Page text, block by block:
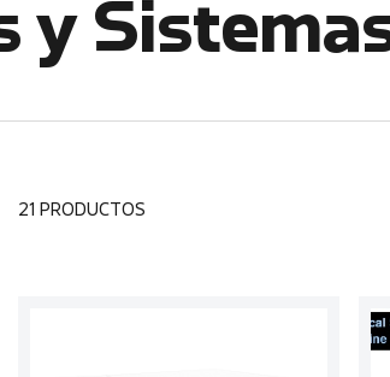
y
21 PRODUCTOS